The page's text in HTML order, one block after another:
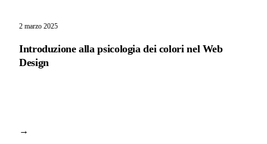
2 marzo 2025
Introduzione alla psicologia dei colori nel Web
Design
→